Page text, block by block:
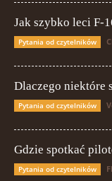
Jak szybko leci F-
Pytania od czytelników
Dlaczego niektóre
Pytania od czytelników
Gdzie spotkać
Pytania od czytelników